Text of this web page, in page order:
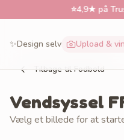
4,9★ på Trustpilot
✨Design selv Upload &
Tilbage til Fodbold
Vendsyssel
Vælg et billede for at